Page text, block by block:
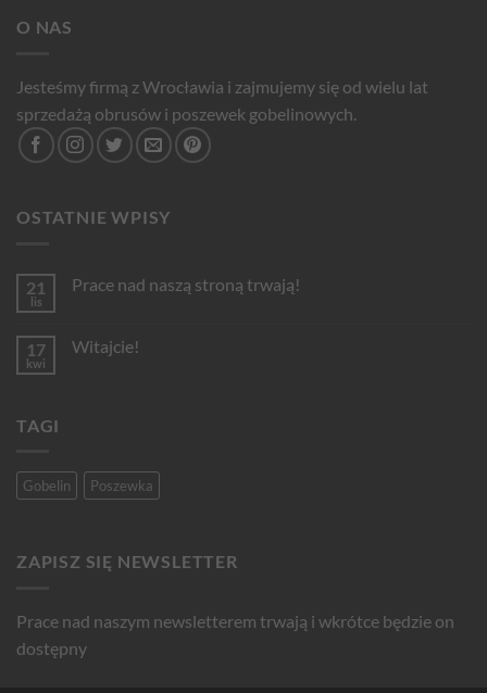
O NAS
Jesteśmy firmą z Wrocławia i zajmujemy się od wielu lat
sprzedażą obrusów i poszewek gobelinowych.
OSTATNIE WPISY
21
lis
Prace nad naszą stroną trwają!
Prace
17
kwi
Witajcie!
TAGI
Gobelin Poszewka
ZAPISZ SIĘ NEWSLETTER
Prace nad naszym newsletterem trwają i wkrótce będzie on
dostępny